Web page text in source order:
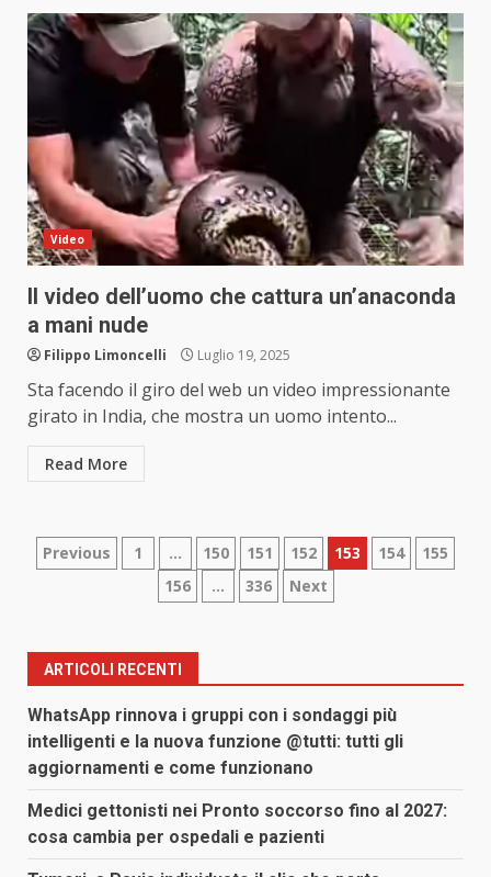
Video
Il video dell’uomo che cattura un’anaconda
a mani nude
Filippo Limoncelli Luglio 19, 2025
Sta facendo il giro del web un video impressionante
girato in India, che mostra un uomo intento...
Read More
Paginazione
articoli
Previous 1 … 150 151 152 153 154
155
156
… 336 Next
ARTICOLI RECENTI
WhatsApp rinnova i gruppi con i sondaggi più
intelligenti e la nuova funzione @tutti: tutti gli
aggiornamenti e come funzionano
Medici gettonisti nei Pronto soccorso fino al 2027:
cosa cambia per ospedali e pazienti